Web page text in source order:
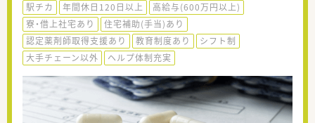
駅チカ 年間休日120日以上
高給与(600万円以上)
寮・借上社宅あり
住宅補助(手当)あり
認定薬剤師取得支援あり
教育制度あり
シフト制
大手チェーン以外
ヘルプ体制充実